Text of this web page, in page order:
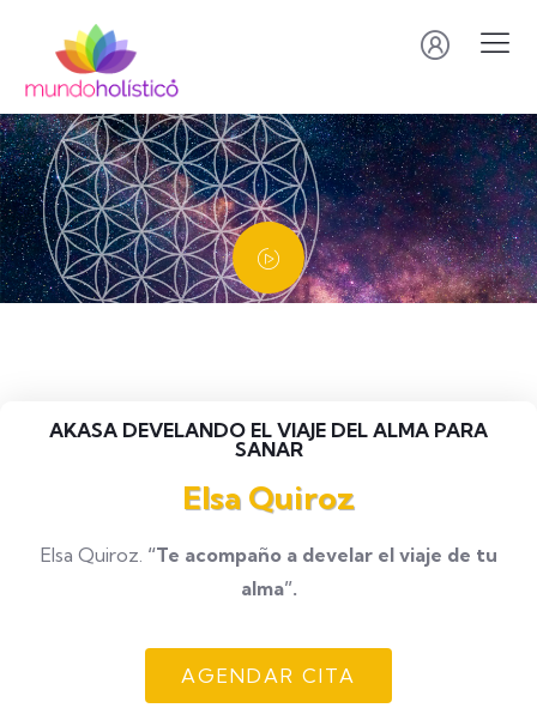
AKASA DEVELANDO EL VIAJE DEL ALMA PARA
SANAR
Elsa Quiroz
Elsa Quiroz. “Te acompaño a develar el viaje de tu
alma”.
AGENDAR CITA